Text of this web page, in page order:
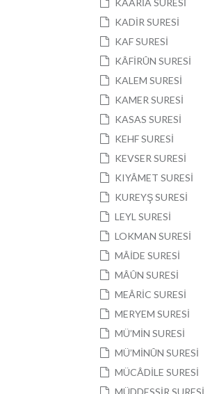
KAARİA SURESİ
KADİR SURESİ
KAF SURESİ
KÂFİRÛN SURESİ
KALEM SURESİ
KAMER SURESİ
KASAS SURESİ
KEHF SURESİ
KEVSER SURESİ
KIYÂMET SURESİ
KUREYŞ SURESİ
LEYL SURESİ
LOKMAN SURESİ
MÂİDE SURESİ
MÂÛN SURESİ
MEÂRİC SURESİ
MERYEM SURESİ
MÜ’MİN SURESİ
MÜ’MİNÛN SURESİ
MÜCÂDİLE SURESİ
MÜDDESSİR SURESİ